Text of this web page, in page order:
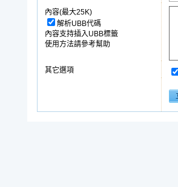
內容(最大25K)
解析UBB代碼
內容支持插入UBB標籤
使用方法請參考幫助
其它選項